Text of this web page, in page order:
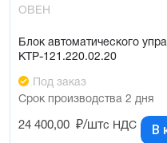
ОВЕН
Блок автоматического
КТР-121.220.02.20
Под заказ
Срок производства 2 дня
24 400,00 ₽/штс НДС В